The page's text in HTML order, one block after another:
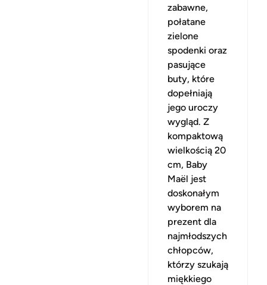
zabawne,
połatane
zielone
spodenki oraz
pasujące
buty, które
dopełniają
jego uroczy
wygląd. Z
kompaktową
wielkością 20
cm, Baby
Maël jest
doskonałym
wyborem na
prezent dla
najmłodszych
chłopców,
którzy szukają
miękkiego